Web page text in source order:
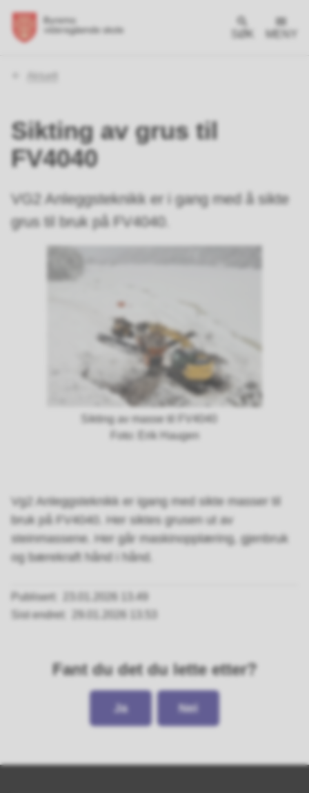
SØK MENY
Aktuelt
Sikting av grus til
FV4040
VG2 Anleggsteknikk er i gang med å sikte
grus til bruk på FV4040.
Sikting av masse til FV4040
Erik Haugen
Vg2 Anleggsteknikk er igang med sikte masser til
bruk på FV4040. Her siktes grusen ut av
steinmassene. Her går maskinopplæring, gjenbruk
og bærekraft hånd i hånd.
Publisert
23.01.2026 13.49
Sist endret
Fant du det du lette etter?
Ja Nei